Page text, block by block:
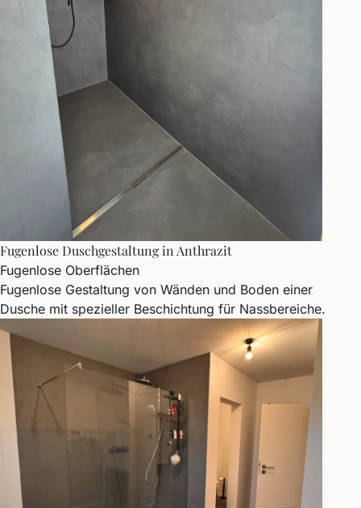
Fugenlose Duschgestaltung in Anthrazit
Fugenlose Oberflächen
Fugenlose Gestaltung von Wänden und Boden einer
Dusche mit spezieller Beschichtung für Nassbereiche.